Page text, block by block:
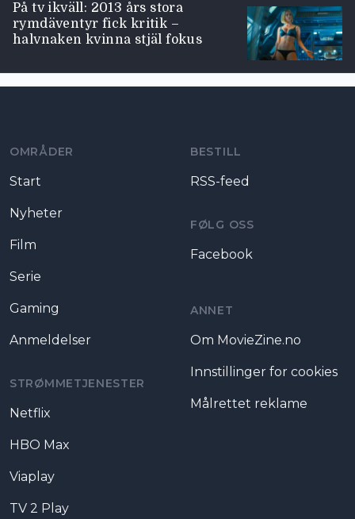
På tv ikväll: 2013 års stora
rymdäventyr fick kritik –
halvnaken kvinna stjäl fokus
OMRÅDER
Start
Nyheter
Film
Serie
Gaming
Anmeldelser
STRØMMETJENESTER
Netflix
HBO Max
Viaplay
TV 2 Play
BESTILL
RSS-feed
FØLG OSS
Facebook
ANNET
Om MovieZine.no
Innstillinger for cookies
Målrettet reklame